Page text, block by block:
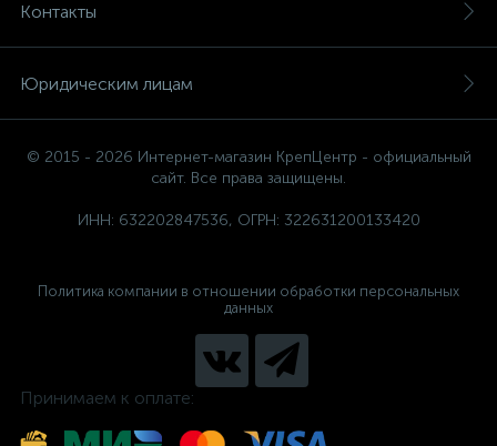
Контакты
Юридическим лицам
© 2015 - 2026 Интернет-магазин КрепЦентр - официальный
сайт. Все права защищены.
ИНН: 632202847536, ОГРН: 322631200133420
Политика компании в отношении обработки персональных
данных
Принимаем к оплате: